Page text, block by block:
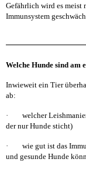
Gefährlich wird es meist
Immunsystem
Welche Hunde sind am
Inwieweit ein Tier
ab:
· welcher
der nur Hunde sticht)
· wie gut ist das
und gesunde Hunde